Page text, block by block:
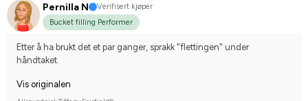
Pernilla N
Verifisert kjøper
Bucket filling Performer
Etter å ha brukt det et par ganger, sprakk "flettingen" under
håndtaket.
Vis originalen